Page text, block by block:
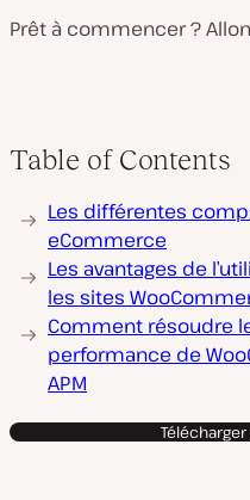
Prêt à commencer ?
Table of Contents
Les différentes
eCommerce
Les avantages de
les sites
Comment résoudre
performance de
APM
Télécharger